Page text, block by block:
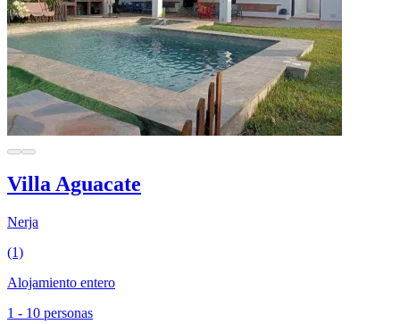
Villa Aguacate
Nerja
(1)
Alojamiento entero
1 - 10 personas